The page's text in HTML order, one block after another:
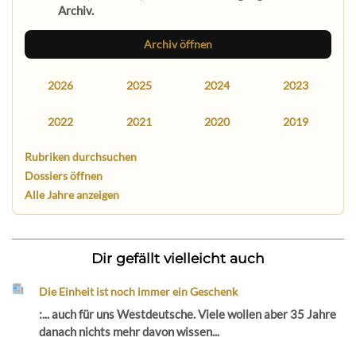
Archiv.
Archiv öffnen
2026 2025 2024 2023
2022 2021 2020 2019
Rubriken durchsuchen
Dossiers öffnen
Alle Jahre anzeigen
Dir gefällt vielleicht auch
Die Einheit ist noch immer ein Geschenk
:... auch für uns Westdeutsche. Viele wollen aber 35 Jahre
danach nichts mehr davon wissen...